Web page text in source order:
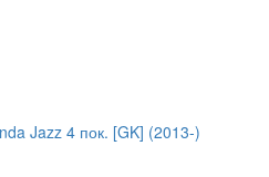
Jazz 4 пок. [GK] (2013-)